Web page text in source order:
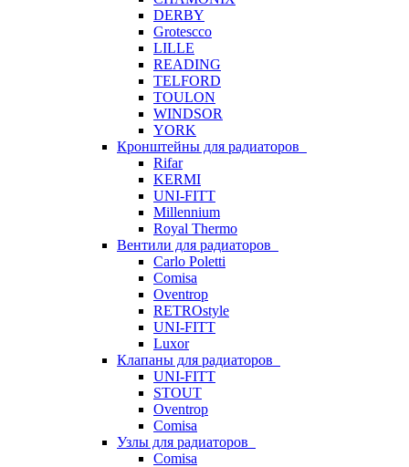
DERBY
Grotescco
LILLE
READING
TELFORD
TOULON
WINDSOR
YORK
Кронштейны для радиаторов
Rifar
KERMI
UNI-FITT
Millennium
Royal Thermo
Вентили для радиаторов
Carlo Poletti
Comisa
Oventrop
RETROstyle
UNI-FITT
Luxor
Клапаны для радиаторов
UNI-FITT
STOUT
Oventrop
Comisa
Узлы для радиаторов
Comisa